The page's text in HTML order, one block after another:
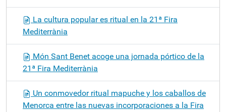
La cultura popular es ritual en la 21ª Fira
Mediterrània
Món Sant Benet acoge una jornada pórtico de la
21ª Fira Mediterrània
Un conmovedor ritual mapuche y los caballos de
Menorca entre las nuevas incorporaciones a la Fira